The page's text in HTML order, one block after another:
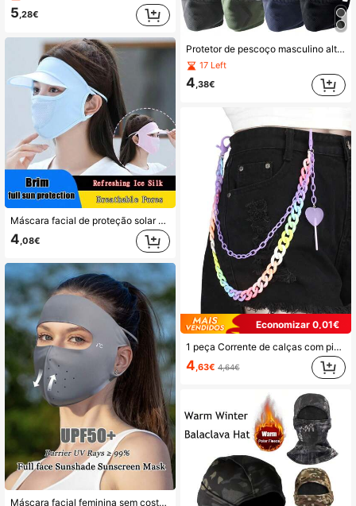
5,28€
Máscara facial de proteção solar para primavera/verão (1 unidade), com bloqueio UV, respirável e com aba, ideal para ciclismo ao ar livre. Feita em seda gelada, resistente ao vento e com design integrado de máscara e touca.
4 ,08€
Máscara facial feminina sem costura com proteção UV, em seda gelada, para proteção solar completa, leve e respirável, ideal para ciclismo ao ar livre e esqui.
Protetor de pescoço masculino altamente elástico, ideal para ciclismo ao ar livre na primavera/verão/outono, com mangas de malha, cachecol térmico esportivo, protetor de pescoço vazado e respirável para todas as estações, máscara masculina à prova de vento e com proteção solar para ciclismo/corrida/caminhada, máscara de esqui 3D respirável e absorvente de suor.
17 Left
4,38€
Economizar 0,01€
1 peça Corrente de calças com pingente de pirulito em forma de coração - Corrente de calças feminina da moda, corrente para decorar jeans - Acessórios femininos, corrente de calças punk hip hop
4 ,63€ 4,64€